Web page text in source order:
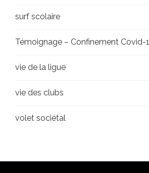
surf scolaire
Témoignage – Confinement Covid-
vie de la ligue
vie des clubs
volet sociétal